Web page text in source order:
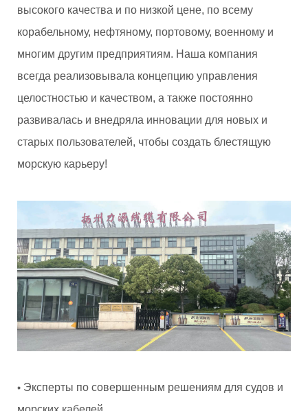
высокого качества и по низкой цене, по всему
корабельному, нефтяному, портовому, военному и
многим другим предприятиям. Наша компания
всегда реализовывала концепцию управления
целостностью и качеством, а также постоянно
развивалась и внедряла инновации для новых и
старых пользователей, чтобы создать блестящую
морскую карьеру!
◆ Эксперты по совершенным решениям для судов и